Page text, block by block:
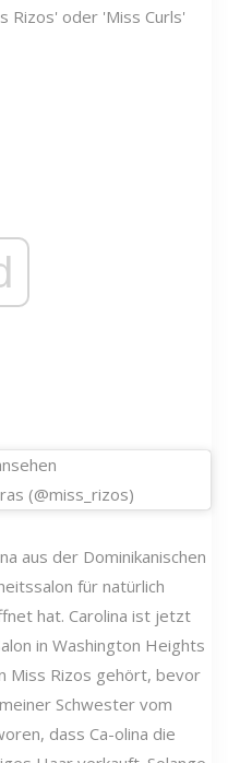
Rizos' oder 'Miss Curls'
(@miss_rizos)
aus der Dominikanischen
für natürlich
hat. Carolina ist jetzt
in Washington Heights
Miss Rizos gehört, bevor
Schwester vom
dass Ca-olina die